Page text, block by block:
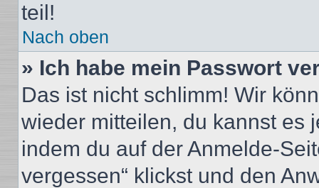
teil!
Nach oben
» Ich habe mein Passwort
Das ist nicht schlimm! Wir
wieder mitteilen, du kannst es
indem du auf der Anmelde-
vergessen“ klickst und den